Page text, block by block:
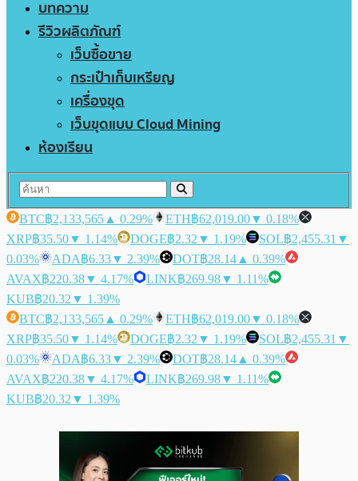
บทความ
รีวิวผลิตภัณฑ์
เว็บซื้อขาย
กระเป๋าเก็บเหรียญ
เครื่องขุด
เว็บขุดแบบ Cloud Mining
ห้องเรียน
BTC฿2,133,565 ▲ 0.29% ETH฿62,019.00▼ 0.18%
XRP฿35.50▼ 1.14% DOGE฿2.32 ▼ 1.19% SOL฿2,455.31 ▼
0.03%
ADA฿6.33▼ 2.39% DOT฿28.14 ▲ 0.39%
AVAX฿220.38▼ 4.17% LINK฿269.98▼ 1.11%
KUB฿20.32 ▼ 1.39%
BTC฿2,133,565 ▲ 0.29% ETH฿62,019.00▼ 0.18%
XRP฿35.50▼ 1.14% DOGE฿2.32 ▼ 1.19% SOL฿2,455.31 ▼
0.03%
ADA฿6.33▼ 2.39% DOT฿28.14 ▲ 0.39%
AVAX฿220.38▼ 4.17% LINK฿269.98▼ 1.11%
KUB฿20.32 ▼ 1.39%